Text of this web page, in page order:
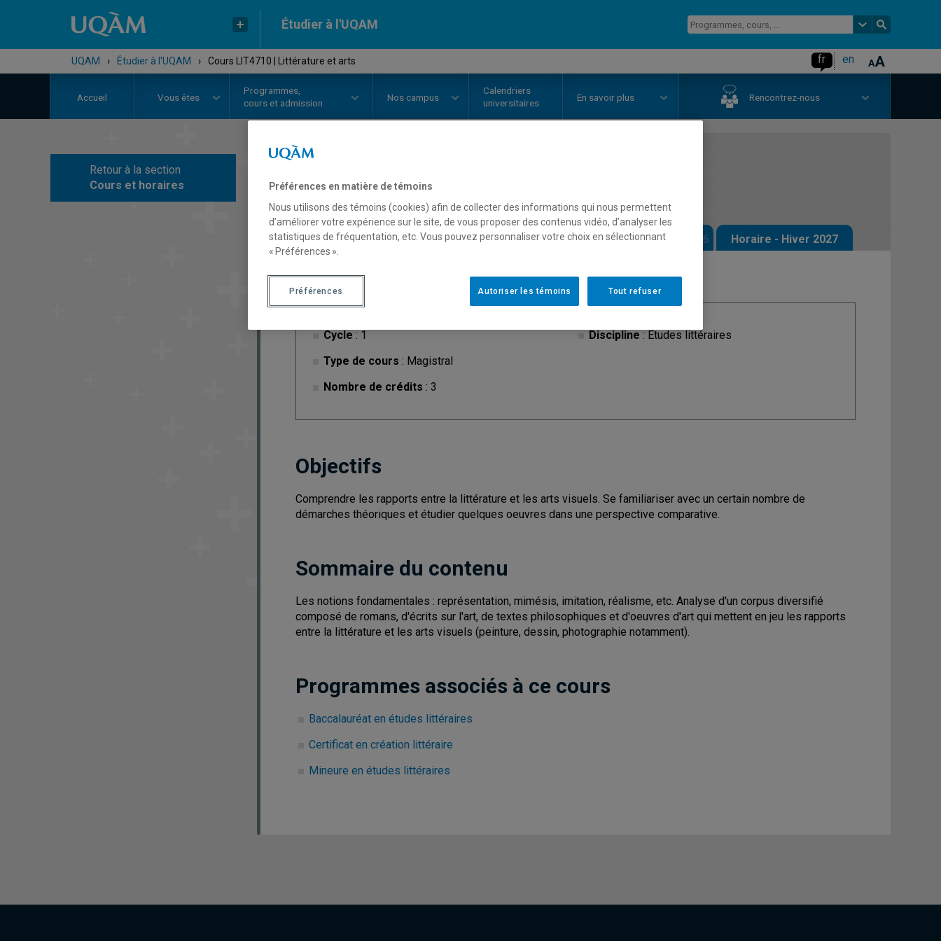
Étudier à l'UQAM
UQAM › Étudier à l'UQAM › Cours LIT4710 | Littérature et arts fr en
Accueil Vous êtes
Programmes,
cours et admission
Nos campus
Calendriers
universitaires
En savoir plus Rencontrez-nous
Retour à la section
Cours et horaires
COURS// LIT4710
Description Horaire - Été 2026 Horaire - Automne 2026 Horaire - Hiver 2027
Cycle : 1
Type de cours : Magistral
Nombre de crédits : 3
Discipline : Études littéraires
Objectifs
Comprendre les rapports entre la littérature et les arts visuels. Se familiariser avec un certain nombre de
démarches théoriques et étudier quelques oeuvres dans une perspective comparative.
Sommaire du contenu
Les notions fondamentales : représentation, mimésis, imitation, réalisme, etc. Analyse d'un corpus diversifié
composé de romans, d'écrits sur l'art, de textes philosophiques et d'oeuvres d'art qui mettent en jeu les rapports
entre la littérature et les arts visuels (peinture, dessin, photographie notamment).
Programmes associés à ce cours
Baccalauréat en études littéraires
Certificat en création littéraire
Mineure en études littéraires
Préférences en matière de témoins
Nous utilisons des témoins (cookies) afin de collecter des informations qui nous permettent
d’améliorer votre expérience sur le site, de vous proposer des contenus vidéo, d’analyser les
statistiques de fréquentation, etc. Vous pouvez personnaliser votre choix en sélectionnant
« Préférences ».
Tout refuser
Autoriser les témoins
Préférences